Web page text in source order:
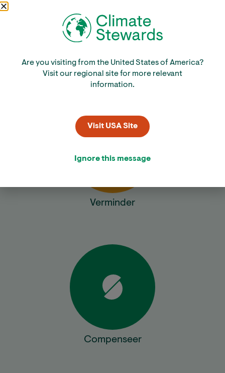
Bereken
Verminder
Compenseer
Are you visiting from the United States of America?
Visit our regional site for more relevant
information.
Visit USA Site
Ignore this message